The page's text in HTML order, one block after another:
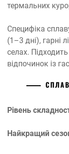
термальних
Специфіка
(1–3 дні), гарні
селах.
відпочинок із
Рівень
Найкращий